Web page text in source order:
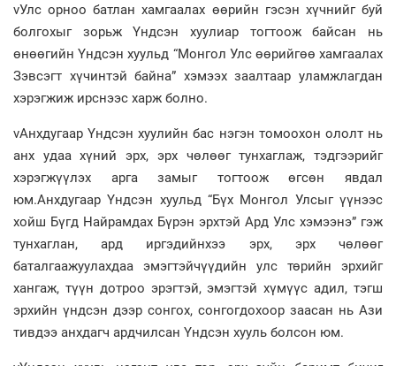
vУлс орноо батлан хамгаалах өөрийн гэсэн хүчнийг буй
болгохыг зорьж Үндсэн хуулиар тогтоож байсан нь
өнөөгийн Үндсэн хуульд “Монгол Улс өөрийгөө хамгаалах
Зэвсэгт хүчинтэй байна” хэмээх заалтаар уламжлагдан
хэрэгжиж ирснээс харж болно.
vАнхдугаар Үндсэн хуулийн бас нэгэн томоохон ололт нь
анх удаа хүний эрх, эрх чөлөөг тунхаглаж, тэдгээрийг
хэрэгжүүлэх арга замыг тогтоож өгсөн явдал
юм.Анхдугаар Үндсэн хуульд “Бүх Монгол Улсыг үүнээс
хойш Бүгд Найрамдах Бүрэн эрхтэй Ард Улс хэмээнэ” гэж
тунхаглан, ард иргэдийнхээ эрх, эрх чөлөөг
баталгаажуулахдаа эмэгтэйчүүдийн улс төрийн эрхийг
хангаж, түүн дотроо эрэгтэй, эмэгтэй хүмүүс адил, тэгш
эрхийн үндсэн дээр сонгох, сонгогдохоор заасан нь Ази
тивдээ анхдагч ардчилсан Үндсэн хууль болсон юм.